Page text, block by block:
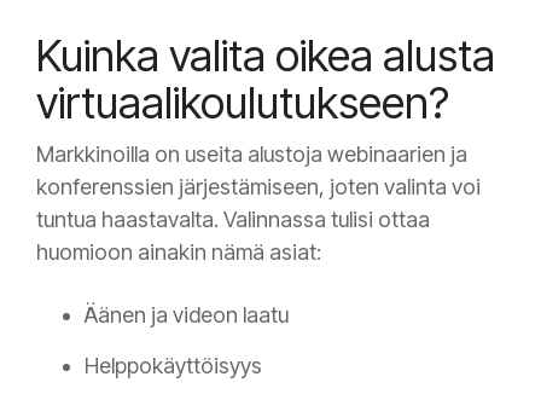
Kuinka valita oikea alusta
virtuaalikoulutukseen?
Markkinoilla on useita alustoja webinaarien ja
konferenssien järjestämiseen, joten valinta voi
tuntua haastavalta. Valinnassa tulisi ottaa
huomioon ainakin nämä asiat:
Äänen ja videon laatu
Helppokäyttöisyys